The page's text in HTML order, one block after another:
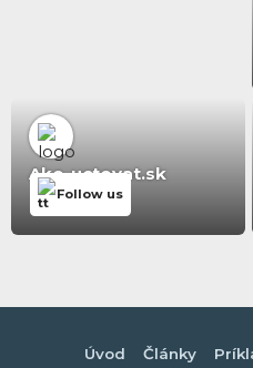
Ako-uctovat.sk
Follow us
Úvod Články